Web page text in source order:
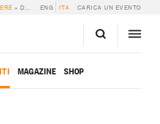
» DOI PASS PER MONDOVÌ ENG ITA CARICA UN EVENTO
MAGAZINE SHOP